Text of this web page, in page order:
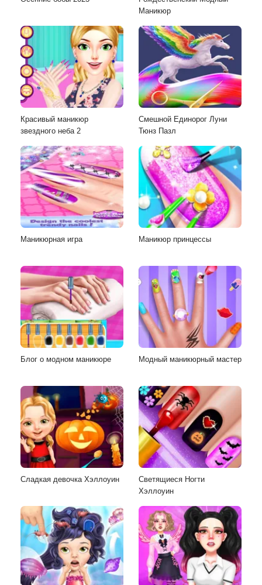
Маникюр
Красивый маникюр
звездного неба 2
Смешной Единорог Луни
Тюнз Пазл
Маникюрная игра Маникюр принцессы
Блог о модном маникюре Модный маникюрный мастер
Сладкая девочка Хэллоуин
Светящиеся Ногти
Хэллоуин